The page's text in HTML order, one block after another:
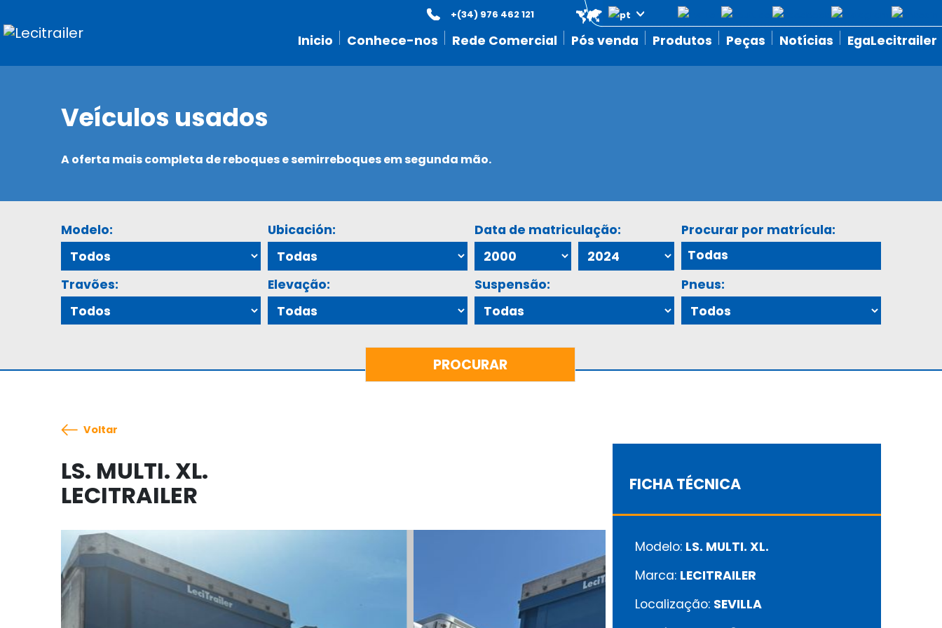
Inicio Conhece-nos Rede Comercial Pós venda Produtos Peças Notícias EgaLecitrailer
+(34) 976 462 121
Veículos usados
A oferta mais completa de reboques e semirreboques em segunda mão.
Modelo: Ubicación: Data de matriculação: Procurar por matrícula:
Travões: Elevação: Suspensão: Pneus:
Voltar
LS. MULTI. XL.
LECITRAILER FICHA TÉCNICA
Modelo: LS. MULTI. XL.
Marca: LECITRAILER
Localização: SEVILLA